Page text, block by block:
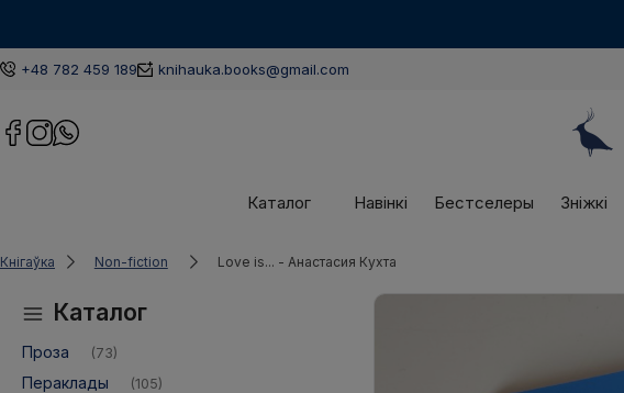
+48 782 459 189 knihauka.books@gmail.com
Каталог Навінкі Бестселеры Зніжкі
Кнігаўка Non-fiction Love is... - Анастасия Кухта
Каталог
Проза (73)
Пераклады (105)